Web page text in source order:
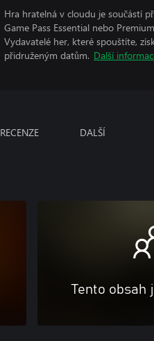
Hra hratelná v cloudu je součástí
Game Pass Essential nebo
Vydavatelé her, které spouštíte,
přidruženým datům. Další
RECENZE DALŠÍ
Tento obsah